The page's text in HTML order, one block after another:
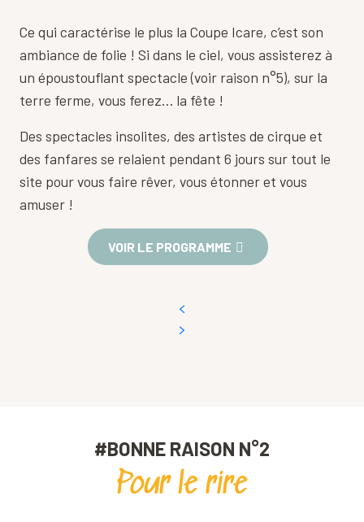
Ce qui caractérise le plus la Coupe Icare, c’est son
ambiance de folie ! Si dans le ciel, vous assisterez à
un époustouflant spectacle (voir raison n°5), sur la
terre ferme, vous ferez… la fête !
Des spectacles insolites, des artistes de cirque et
des fanfares se relaient pendant 6 jours sur tout le
site pour vous faire rêver, vous étonner et vous
amuser !
VOIR LE PROGRAMME
#BONNE RAISON N°2
Pour le rire